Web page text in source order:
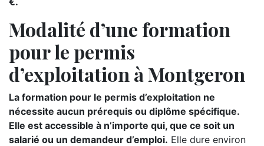
Modalité d’une formation
pour le permis
d’exploitation à Montgeron
La formation pour le permis d’exploitation ne
nécessite aucun prérequis ou diplôme spécifique.
Elle est accessible à n’importe qui, que ce soit un
salarié ou un demandeur d’emploi. Elle dure environ